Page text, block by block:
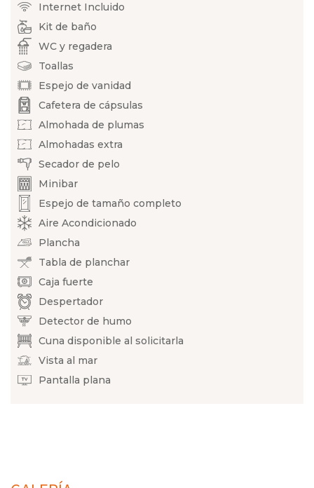
Internet Incluido
Kit de baño
WC y regadera
Toallas
Espejo de vanidad
Cafetera de cápsulas
Almohada de plumas
Almohadas extra
Secador de pelo
Minibar
Espejo de tamaño completo
Aire Acondicionado
Plancha
Tabla de planchar
Caja fuerte
Despertador
Detector de humo
Cuna disponible al solicitarla
Vista al mar
Pantalla plana